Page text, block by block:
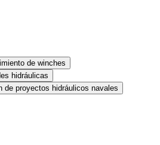
de winches
hidráulicas
Desarrollo y ejecución de proyectos hidráulicos navales